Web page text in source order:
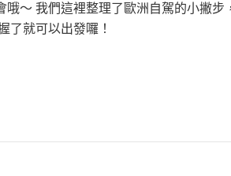
哦～ 我們這裡整理了歐洲自駕的小撇步
了就可以出發囉！